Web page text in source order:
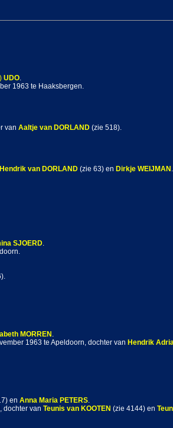
UDO.
1963 te Haaksbergen.
van Aaltje van DORLAND (zie 518).
Hendrik van DORLAND (zie 63) en Dirkje WEIJMAN .
SJOERD.
MORREN .
1963 te Apeldoorn, dochter van Hendrik
en Anna Maria PETERS.
dochter van Teunis van KOOTEN (zie 4144) en